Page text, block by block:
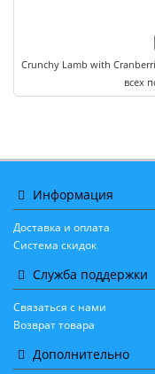
Crunchy Lamb with
всех
Информация
Доставка и оплата
Система скидок
Служба поддержки
Связаться с нами
Возврат товара
Дополнительно